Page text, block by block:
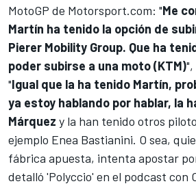
MotoGP de Motorsport.com: "Me
Martín ha tenido la opción de
Pierer Mobility Group. Que ha
poder subirse a una moto (KTM)
"Igual que la ha tenido Martín,
ya estoy hablando por hablar, la
Márquez y la han tenido otros
ejemplo Enea Bastianini. O sea,
fábrica apuesta, intenta apostar
detalló 'Polyccio' en el podcast con